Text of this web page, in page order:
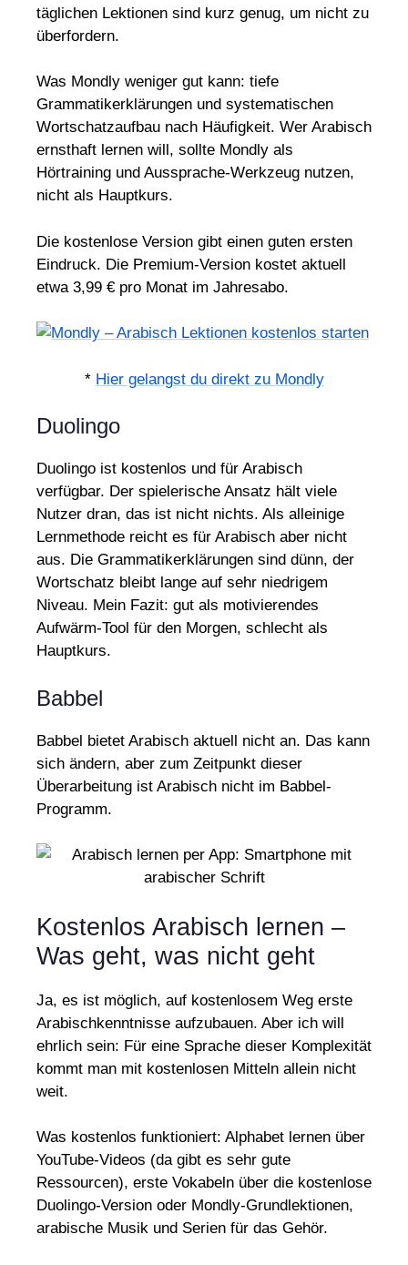
täglichen Lektionen sind kurz genug, um nicht zu
überfordern.
Was Mondly weniger gut kann: tiefe
Grammatikerklärungen und systematischen
Wortschatzaufbau nach Häufigkeit. Wer Arabisch
ernsthaft lernen will, sollte Mondly als
Hörtraining und Aussprache-Werkzeug nutzen,
nicht als Hauptkurs.
Die kostenlose Version gibt einen guten ersten
Eindruck. Die Premium-Version kostet aktuell
etwa 3,99 € pro Monat im Jahresabo.
* Hier gelangst du direkt zu Mondly
Duolingo
Duolingo ist kostenlos und für Arabisch
verfügbar. Der spielerische Ansatz hält viele
Nutzer dran, das ist nicht nichts. Als alleinige
Lernmethode reicht es für Arabisch aber nicht
aus. Die Grammatikerklärungen sind dünn, der
Wortschatz bleibt lange auf sehr niedrigem
Niveau. Mein Fazit: gut als motivierendes
Aufwärm-Tool für den Morgen, schlecht als
Hauptkurs.
Babbel
Babbel bietet Arabisch aktuell nicht an. Das kann
sich ändern, aber zum Zeitpunkt dieser
Überarbeitung ist Arabisch nicht im Babbel-
Programm.
Kostenlos Arabisch lernen –
Was geht, was nicht geht
Ja, es ist möglich, auf kostenlosem Weg erste
Arabischkenntnisse aufzubauen. Aber ich will
ehrlich sein: Für eine Sprache dieser Komplexität
kommt man mit kostenlosen Mitteln allein nicht
weit.
Was kostenlos funktioniert: Alphabet lernen über
YouTube-Videos (da gibt es sehr gute
Ressourcen), erste Vokabeln über die kostenlose
Duolingo-Version oder Mondly-Grundlektionen,
arabische Musik und Serien für das Gehör.